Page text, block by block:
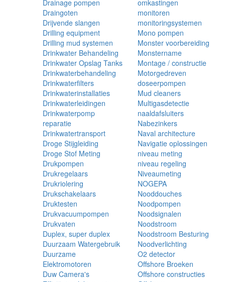
Drainage pompen
Draingoten
Drijvende slangen
Drilling equipment
Drilling mud systemen
Drinkwater Behandeling
Drinkwater Opslag Tanks
Drinkwaterbehandeling
Drinkwaterfilters
Drinkwaterinstallaties
Drinkwaterleidingen
Drinkwaterpomp
reparatie
Drinkwatertransport
Droge Stijgleiding
Droge Stof Meting
Drukpompen
Drukregelaars
Drukriolering
Drukschakelaars
Druktesten
Drukvacuumpompen
Drukvaten
Duplex, super duplex
Duurzaam Watergebruik
Duurzame
Elektromotoren
Duw Camera's
omkastingen
monitoren
monitoringsystemen
Mono pompen
Monster voorbereiding
Monstername
Montage / constructie
Motorgedreven
doseerpompen
Mud cleaners
Multigasdetectie
naaldafsluiters
Nabezinkers
Naval architecture
Navigatie oplossingen
niveau meting
niveau regeling
Niveaumeting
NOGEPA
Nooddouches
Noodpompen
Noodsignalen
Noodstroom
Noodstroom Besturing
Noodverlichting
O2 detector
Offshore Broeken
Offshore constructies